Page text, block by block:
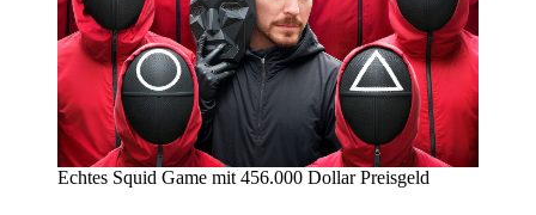
Echtes Squid Game mit 456.000 Dollar Preisgeld